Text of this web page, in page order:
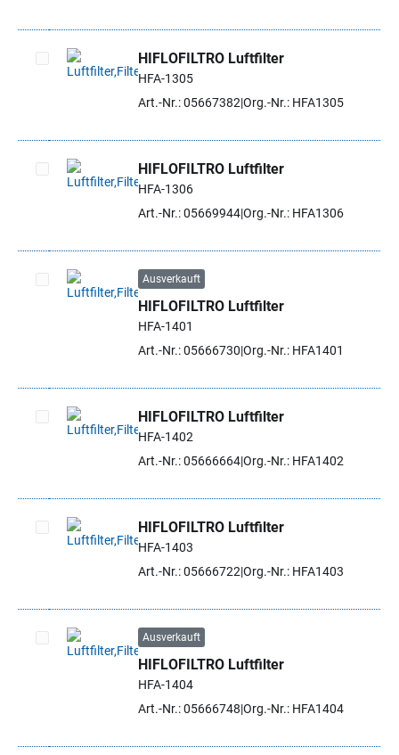
Artikel auswählen
HIFLOFILTRO Luftfilter
HFA-1305
Art.-Nr.: 05667382 Org.-Nr.: HFA1305
Artikel auswählen
HIFLOFILTRO Luftfilter
HFA-1306
Art.-Nr.: 05669944Org.-Nr.: HFA1306
Artikel auswählen
Ausverkauft
HIFLOFILTRO Luftfilter
HFA-1401
Art.-Nr.: 05666730 Org.-Nr.: HFA1401
Artikel auswählen
HIFLOFILTRO Luftfilter
HFA-1402
Art.-Nr.: 05666664Org.-Nr.: HFA1402
Artikel auswählen
HIFLOFILTRO Luftfilter
HFA-1403
Art.-Nr.: 05666722 Org.-Nr.: HFA1403
Artikel auswählen
Ausverkauft
HIFLOFILTRO Luftfilter
HFA-1404
Art.-Nr.: 05666748 Org.-Nr.: HFA1404